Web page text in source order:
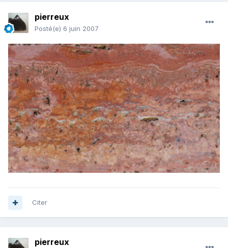
pierreux
Posté(e) 6 juin 2007
Citer
pierreux